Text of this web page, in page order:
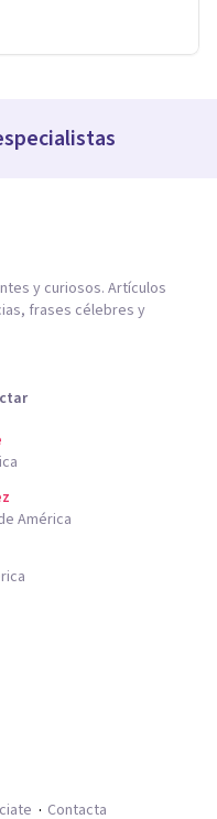
y curiosos. Artículos
frases célebres y
América
Contacta